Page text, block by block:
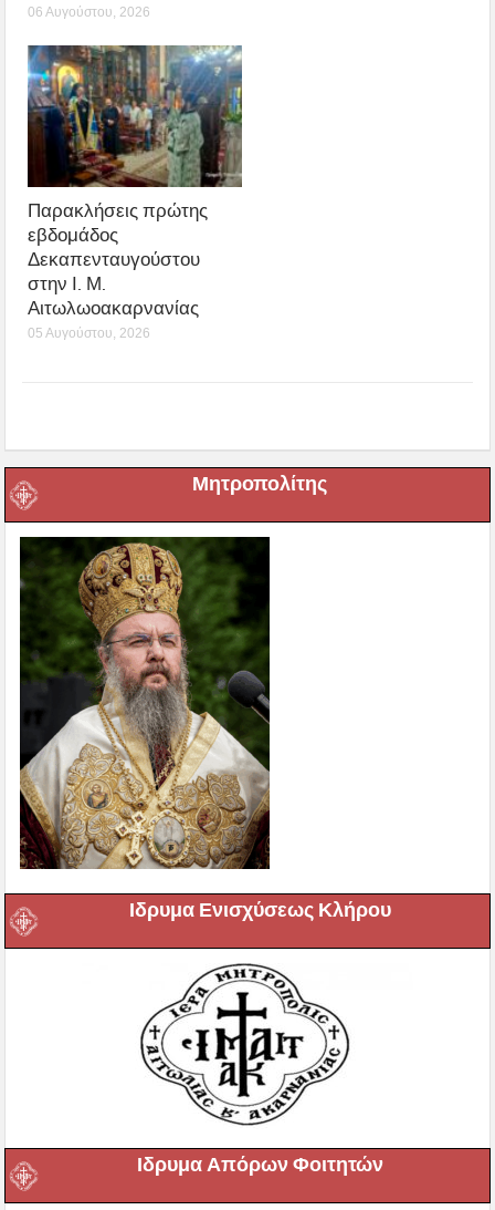
06 Αυγούστου, 2026
Παρακλήσεις πρώτης
εβδομάδος
Δεκαπενταυγούστου
στην Ι. Μ.
Αιτωλωοακαρνανίας
05 Αυγούστου, 2026
Μητροπολίτης
Ιδρυμα Ενισχύσεως Κλήρου
Ιδρυμα Απόρων Φοιτητών